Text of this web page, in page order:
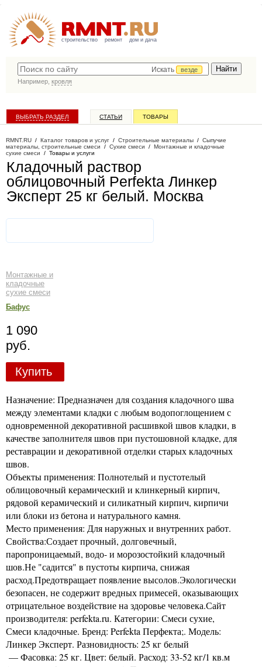
строительство ремонт дом и дача
Искать
везде
Например, кровля
ВЫБРАТЬ РАЗДЕЛ СТАТЬИ ТОВАРЫ
RMNT.RU / Каталог товаров и услуг / Строительные материалы / Сыпучие
материалы, строительные смеси / Сухие смеси / Монтажные и кладочные
сухие смеси / Товары и услуги
Кладочный раствор
облицовочный Perfekta Линкер
Эксперт 25 кг белый. Москва
Монтажные и
кладочные
сухие смеси
Бафус
1 090
руб.
Купить
Назначение: Предназначен для создания кладочного шва
между элементами кладки с любым водопоглощением с
одновременной декоративной расшивкой швов кладки, в
качестве заполнителя швов при пустошовной кладке, для
реставрации и декоративной отделки старых кладочных
швов.
Объекты применения: Полнотелый и пустотелый
облицовочный керамический и клинкерный кирпич,
рядовой керамический и силикатный кирпич, кирпичи
или блоки из бетона и натурального камня.
Место применения: Для наружных и внутренних работ.
Свойства:Создает прочный, долговечный,
паропроницаемый, водо- и морозостойкий кладочный
шов.Не "садится" в пустоты кирпича, снижая
расход.Предотвращает появление высолов.Экологически
безопасен, не содержит вредных примесей, оказывающих
отрицательное воздействие на здоровье человека.Сайт
производителя: perfekta.ru. Категории: Смеси сухие,
Смеси кладочные. Бренд: Perfekta Перфекта;. Модель:
Линкер Эксперт. Разновидность: 25 кг белый
— Фасовка: 25 кг. Цвет: белый. Расход: 33-52 кг/1 кв.м